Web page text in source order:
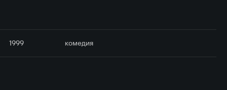
1999 комедия